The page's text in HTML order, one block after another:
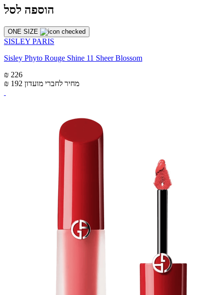
הוספה לסל
ONE SIZE
SISLEY PARIS
Sisley Phyto Rouge Shine 11 Sheer Blossom
₪ 226
₪ 192 מחיר לחברי מועדון